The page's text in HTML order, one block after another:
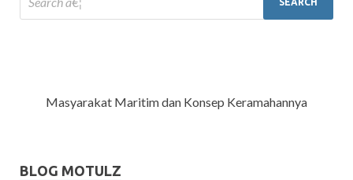
Masyarakat Maritim dan Konsep Keramahannya
BLOG MOTULZ